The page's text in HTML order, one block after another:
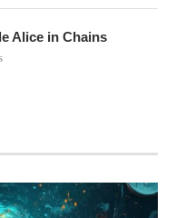
Alice in Chains